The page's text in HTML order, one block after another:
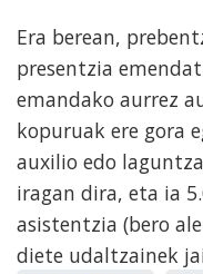
Era berean,
presentzia
emandako aurrez
kopuruak ere gora
auxilio edo
iragan dira, eta ia
asistentzia (bero
diete udaltzainek